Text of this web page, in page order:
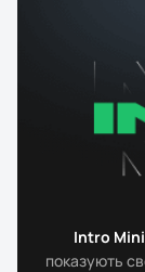
Intro Mini
показують